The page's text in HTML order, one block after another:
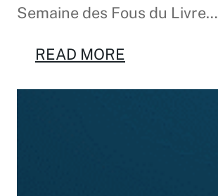
Semaine des Fous du Livre…
READ MORE